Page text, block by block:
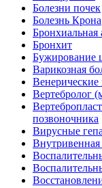
Болезни почек
Болезнь Крона
Бронхиальная
Бронхит
Бужирование
Варикозная
Венерические
Вертебролог
позвоночника
Вирусные